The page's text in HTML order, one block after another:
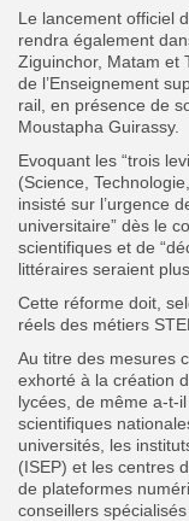
Le lancement officiel
rendra également
Ziguinchor, Matam et
de l’Enseignement
rail, en présence de
Moustapha Guirassy.
Evoquant les “trois
(Science,
insisté sur l’urgence
universitaire” dès le
scientifiques et de
littéraires seraient
Cette réforme doit,
réels des métiers
Au titre des mesures
exhorté à la création
lycées, de même a-t-
scientifiques
universités, les
(ISEP) et les centres
de plateformes
conseillers spécialisés